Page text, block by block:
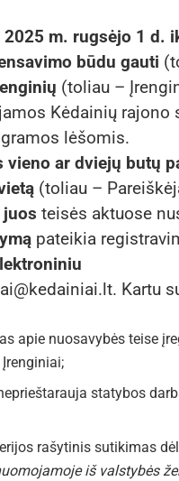
2025 m. rugsėjo 1 d.
būdu gauti
(toliau –
Kėdainių rajono
lėšomis.
ar dviejų butų
(toliau –
teisės aktuose
pateikia
Kartu
apie nuosavybės teise
statybos
rašytinis sutikimas
iš valstybės